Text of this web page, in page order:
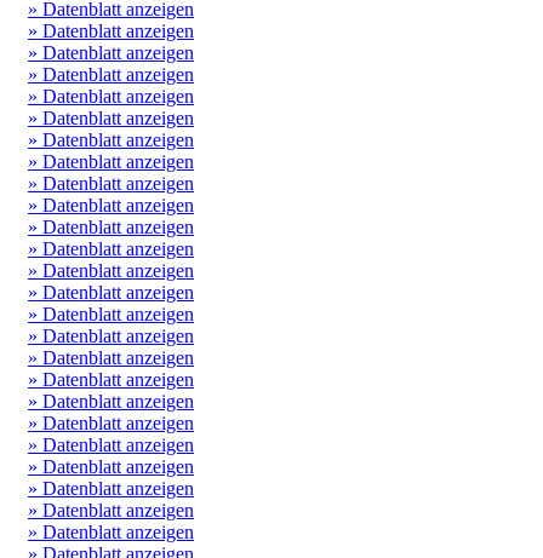
» Datenblatt anzeigen
» Datenblatt anzeigen
» Datenblatt anzeigen
» Datenblatt anzeigen
» Datenblatt anzeigen
» Datenblatt anzeigen
» Datenblatt anzeigen
» Datenblatt anzeigen
» Datenblatt anzeigen
» Datenblatt anzeigen
» Datenblatt anzeigen
» Datenblatt anzeigen
» Datenblatt anzeigen
» Datenblatt anzeigen
» Datenblatt anzeigen
» Datenblatt anzeigen
» Datenblatt anzeigen
» Datenblatt anzeigen
» Datenblatt anzeigen
» Datenblatt anzeigen
» Datenblatt anzeigen
» Datenblatt anzeigen
» Datenblatt anzeigen
» Datenblatt anzeigen
» Datenblatt anzeigen
» Datenblatt anzeigen